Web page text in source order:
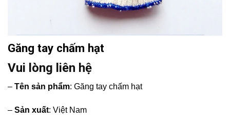
Găng tay chấm hạt
Vui lòng liên hệ
– Tên sản phẩm: Găng tay chấm hạt
– Sản xuất: Việt Nam